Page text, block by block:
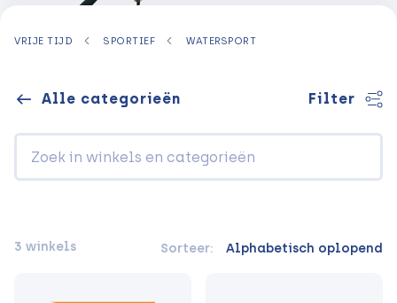
VRIJE TIJD SPORTIEF WATERSPORT
Alle categorieën Filter
3 winkels Sorteer: Alphabetisch oplopend